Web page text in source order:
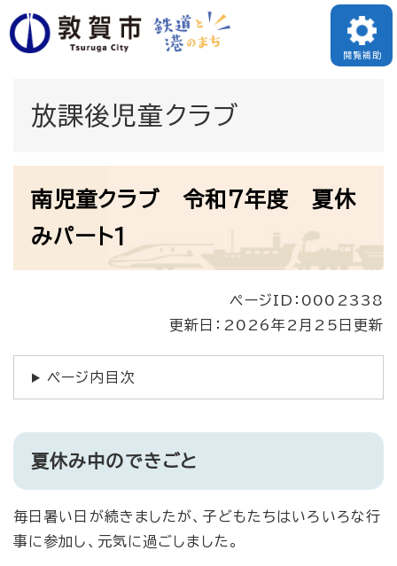
ペ
ー
頭
メニューを飛ばして本文へ
閲覧補助
放課後児童クラブ
南児童クラブ 令和7年度 夏休
みパート1
ページID：0002338
更新日：2026年2月25日更新
ページ内目次
夏休み中のできごと
毎日暑い日が続きましたが、子どもたちはいろいろな行
事に参加し、元気に過ごしました。